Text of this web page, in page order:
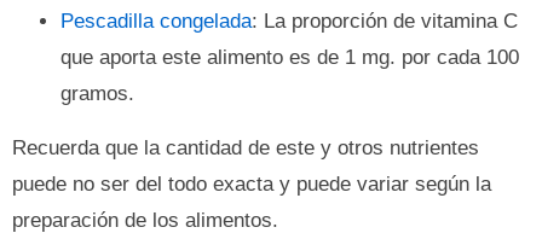
Pescadilla congelada: La proporción de vitamina C
que aporta este alimento es de 1 mg. por cada 100
gramos.
Recuerda que la cantidad de este y otros nutrientes
puede no ser del todo exacta y puede variar según la
preparación de los alimentos.